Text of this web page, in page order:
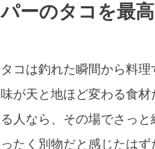
パーのタコを最
タコは釣れた瞬間から料
味が天と地ほど変わる食
る人なら、その場でさっ
ったく別物だと感じたは